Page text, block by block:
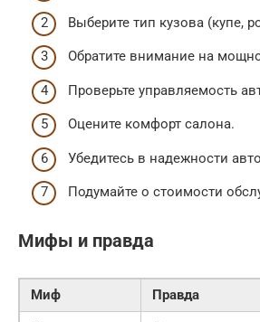
Выберите тип кузова (купе,
Обратите внимание на
Проверьте управляемость
Оцените комфорт салона.
Убедитесь в надежности
Подумайте о стоимости
Мифы и правда
Миф
Правда